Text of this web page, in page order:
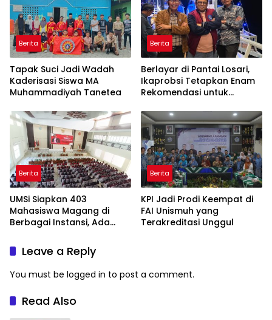
Berita
Tapak Suci Jadi Wadah
Kaderisasi Siswa MA
Muhammadiyah Tanetea
Berita
Berlayar di Pantai Losari,
Ikaprobsi Tetapkan Enam
Rekomendasi untuk
Berita
UMSi Siapkan 403
Mahasiswa Magang di
Berbagai Instansi, Ada
Taiwan
Berita
KPI Jadi Prodi Keempat di
FAI Unismuh yang
Terakreditasi Unggul
Leave a Reply
You must be logged in to post a comment.
Read Also